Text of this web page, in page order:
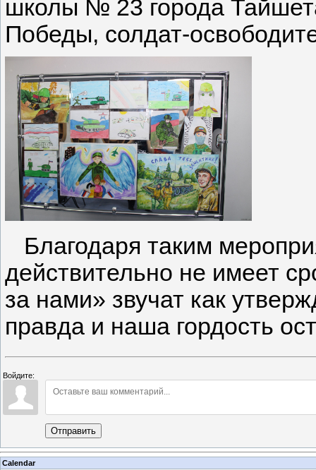
школы № 23 города
Победы, солдат-
Благодаря таким
действительно не имеет
за нами» звучат как
правда и наша гордость
Войдите:
Отправить
Calendar